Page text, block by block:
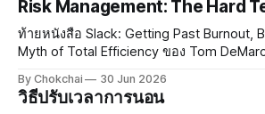
Risk Management: The Hard
ท้ายหนังสือ Slack: Getting Past Burnout,
Myth of Total Efficiency ของ Tom
ปัจจุบัน งานมีความเสี่ยงกระจายอยู่เต็มไปหม
นั้น เรามีโอกาสโชคดีและมีโอกาสโชคร้าย การจัดการความเสี่ยง
By Chokchai 30 Jun 2026
วิธีปรับเวลาการนอน